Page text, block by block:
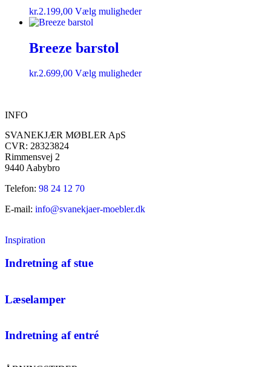
kr.2.199,00 Vælg muligheder
Breeze barstol
kr.2.699,00 Vælg muligheder
INFO
SVANEKJÆR MØBLER ApS
CVR: 28323824
Rimmensvej 2
9440 Aabybro
Telefon: 98 24 12 70
E-mail: info@svanekjaer-moebler.dk
Inspiration
Indretning af stue
Læselamper
Indretning af entré